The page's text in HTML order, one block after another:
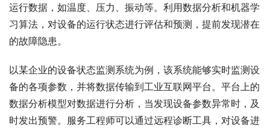
运行数据，如温度、压力、振动等。利用数据分析和机器学
习算法，对设备的运行状态进行评估和预测，提前发现潜在
的故障隐患。
以某企业的设备状态监测系统为例，该系统能够实时监测设
备的各项参数，并将数据传输到工业互联网平台。平台上的
数据分析模型对数据进行分析，当发现设备参数异常时，及
时发出预警。服务工程师可以通过远程诊断工具，对设备进